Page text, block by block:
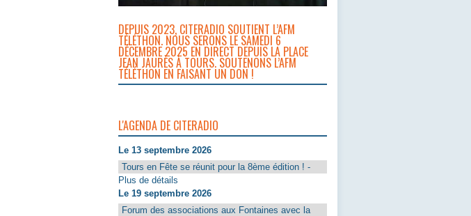
DEPUIS 2023, CITERADIO SOUTIENT L’AFM
TÉLÉTHON. NOUS SERONS LE SAMEDI 6
DÉCEMBRE 2025 EN DIRECT DEPUIS LA PLACE
JEAN JAURÈS À TOURS. SOUTENONS L’AFM
TÉLÉTHON EN FAISANT UN DON !
L'AGENDA DE CITERADIO
Le 13 septembre 2026
Tours en Fête se réunit pour la 8ème édition ! -
Plus de détails
Le 19 septembre 2026
Forum des associations aux Fontaines avec la